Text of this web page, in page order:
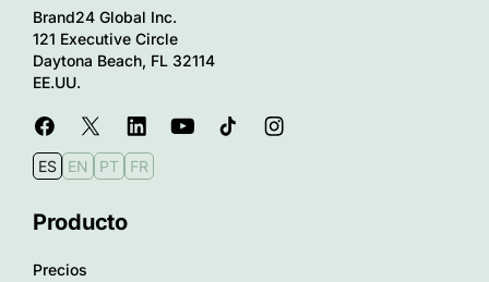
Brand24 Global Inc.
121 Executive Circle
Daytona Beach, FL 32114
EE.UU.
ES EN PT FR
Producto
Precios